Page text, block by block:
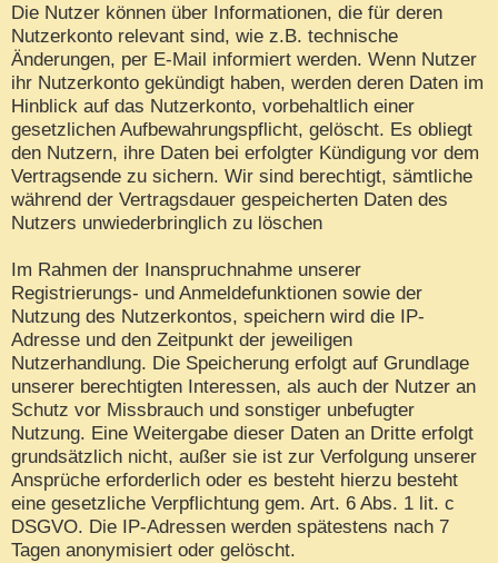
Die Nutzer können über Informationen, die für deren
Nutzerkonto relevant sind, wie z.B. technische
Änderungen, per E-Mail informiert werden. Wenn Nutzer
ihr Nutzerkonto gekündigt haben, werden deren Daten im
Hinblick auf das Nutzerkonto, vorbehaltlich einer
gesetzlichen Aufbewahrungspflicht, gelöscht. Es obliegt
den Nutzern, ihre Daten bei erfolgter Kündigung vor dem
Vertragsende zu sichern. Wir sind berechtigt, sämtliche
während der Vertragsdauer gespeicherten Daten des
Nutzers unwiederbringlich zu löschen
Im Rahmen der Inanspruchnahme unserer
Registrierungs- und Anmeldefunktionen sowie der
Nutzung des Nutzerkontos, speichern wird die IP-
Adresse und den Zeitpunkt der jeweiligen
Nutzerhandlung. Die Speicherung erfolgt auf Grundlage
unserer berechtigten Interessen, als auch der Nutzer an
Schutz vor Missbrauch und sonstiger unbefugter
Nutzung. Eine Weitergabe dieser Daten an Dritte erfolgt
grundsätzlich nicht, außer sie ist zur Verfolgung unserer
Ansprüche erforderlich oder es besteht hierzu besteht
eine gesetzliche Verpflichtung gem. Art. 6 Abs. 1 lit. c
DSGVO. Die IP-Adressen werden spätestens nach 7
Tagen anonymisiert oder gelöscht.